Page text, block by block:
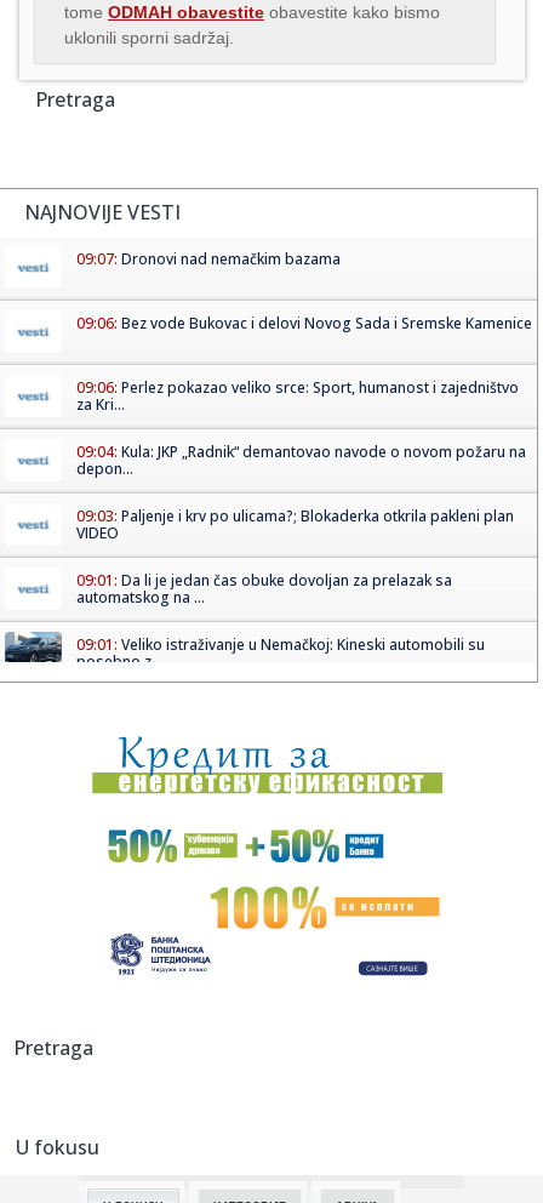
tome ODMAH obavestite obavestite kako bismo
uklonili sporni sadržaj.
Pretraga
NAJNOVIJE VESTI
09:07: Dronovi nad nemačkim bazama
09:06: Bez vode Bukovac i delovi Novog Sada i Sremske Kamenice
09:06: Perlez pokazao veliko srce: Sport, humanost i zajedništvo
za Kri...
09:04: Kula: JKP „Radnik“ demantovao navode o novom požaru na
depon...
09:03: Paljenje i krv po ulicama?; Blokaderka otkrila pakleni plan
VIDEO
09:01: Da li je jedan čas obuke dovoljan za prelazak sa
automatskog na ...
09:01: Veliko istraživanje u Nemačkoj: Kineski automobili su
posebno z...
09:01:Kritično u Nemačkoj: Očekuje se zaustavljanje rečnog
saobra...
09:01:RHMZ upalio alarm za Srbiju! Pržiće do 39 stepeni, a onda
sledi...
Без воде део Сајлова
09:01:MP Team Prevodi - sudski tumači u Novom Sadu: Overeni
predstave i konce...
09:00:
Pretraga
U fokusu